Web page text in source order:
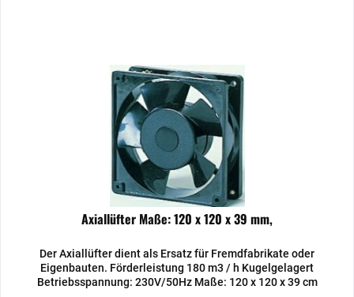
Axiallüfter Maße: 120 x 120 x 39 mm,
Der Axiallüfter dient als Ersatz für Fremdfabrikate oder
Eigenbauten. Förderleistung 180 m3 / h Kugelgelagert
Betriebsspannung: 230V/50Hz Maße: 120 x 120 x 39 cm